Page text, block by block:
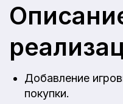
Добавление
покупки.